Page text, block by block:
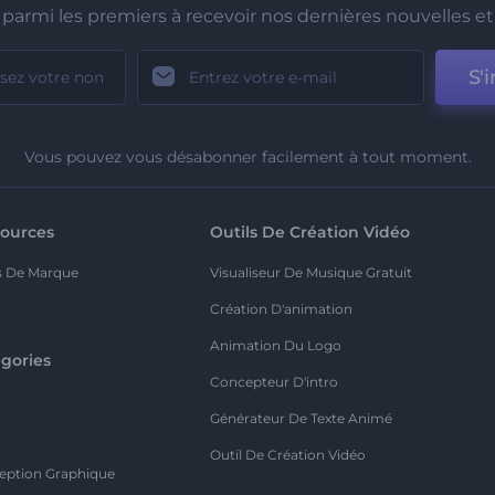
parmi les premiers à recevoir nos dernières nouvelles et
Vous pouvez vous désabonner facilement à tout moment.
De Marque
Graphique
Outils De Création Vidéo
Visualiseur De Musique Gratuit
Création D'animation
Animation Du Logo
Concepteur D'intro
Générateur De Texte Animé
Outil De Création Vidéo